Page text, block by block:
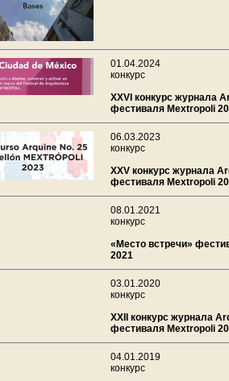
01.04.2024
конкурс
XXVI конкурс журнала
фестиваля Mextropoli
06.03.2023
конкурс
XXV конкурс журнала
фестиваля Mextropoli
08.01.2021
конкурс
«Место встречи»
2021
03.01.2020
конкурс
XXII конкурс журнала
фестиваля Mextropoli
04.01.2019
конкурс